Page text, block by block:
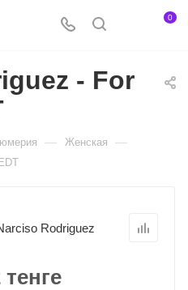
0
- For
— Женская —
Rodriguez